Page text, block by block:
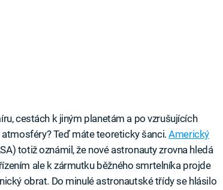
cestách k jiným planetám a po vzrušujících
Teď máte teoreticky šanci.Americký
totiž oznámil, že nové astronauty zrovna hledá
ale k zármutku běžného smrtelníka projde
obrat. Do minulé astronautské třídy se hlásilo